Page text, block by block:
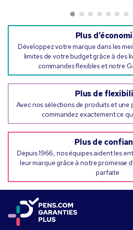
Plus
Développez votre marque dans les
limites de votre budget grâce à des
commandes flexibles et notre
Plus de
Avec nos sélections de produits et
commandez exactement ce
Plus de
Depuis 1966, nos équipes aident les
leur marque grâce à notre promesse
parfaite.